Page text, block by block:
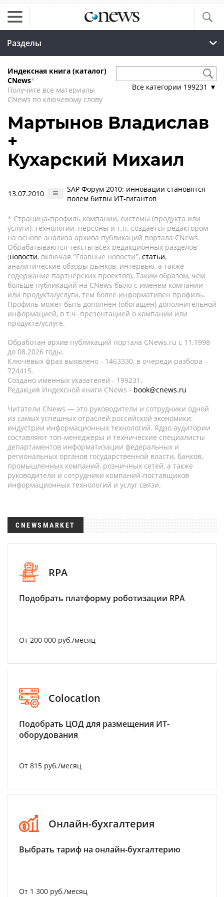
Разделы
Индексная книга (каталог)
CNews*
Получите все материалы
CNews по ключевому слову
Все категории 199231 ▼
Мартынов Владислав
+
Кухарский Михаил
13.07.2010
SAP Форум 2010: инновации становятся
полем битвы ИТ-гигантов
* Страница-профиль компании, системы (продукта или
услуги), технологии, персоны и т.п. создается редактором
на основе анализа архива публикаций портала CNews.
Обрабатываются тексты всех редакционных разделов
(новости, включая "Главные новости", статьи,
аналитические обзоры рынков, интервью, а также
содержание партнёрских проектов). Таким образом, чем
больше публикаций на CNews было с именем компании
или продукта/услуги, тем более информативен профиль.
Профиль может быть дополнен (обогащен) дополнительной
информацией, в т.ч. презентацией о компании или
продукте/услуге.
Обработан архив публикаций портала CNews.ru c 11.1998
до 08.2026 годы.
Ключевых фраз выявлено - 1463330, в очереди разбора -
724415.
Создано именных указателей - 199231.
Редакция Индексной книги CNews - book@cnews.ru
Читатели CNews — это руководители и сотрудники одной
из самых успешных отраслей российской экономики:
индустрии информационных технологий. Ядро аудитории
составляют топ-менеджеры и технические специалисты
департаментов информатизации федеральных и
региональных органов государственной власти, банков,
промышленных компаний, розничных сетей, а также
руководители и сотрудники компаний-поставщиков
информационных технологий и услуг связи.
CNEWSMARKET
RPA
Подобрать платформу роботизации RPA
От 200 000 руб./месяц
Colocation
Подобрать ЦОД для размещения ИТ-
оборудования
От 815 руб./месяц
Онлайн-бухгалтерия
Выбрать тариф на онлайн-бухгалтерию
От 1 300 руб./месяц